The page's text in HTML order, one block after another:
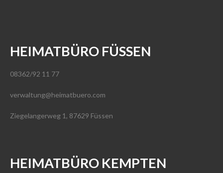
HEIMATBÜRO FÜSSEN
08362/92 11 77
verwaltung@heimatbuero.com
Ziegelangerweg 1, 87629 Füssen
HEIMATBÜRO KEMPTEN